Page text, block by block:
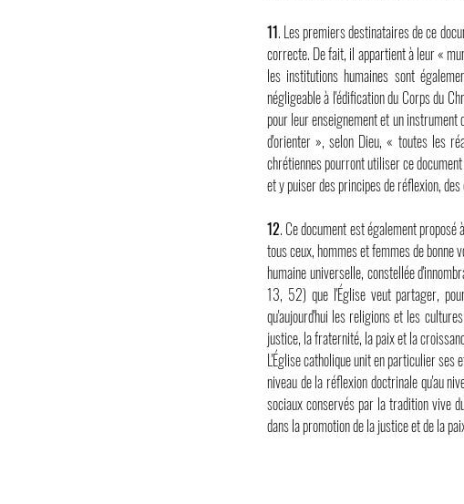
11. Les premiers destinataires de ce
correcte. De fait, il appartient à leur «
les institutions humaines sont
négligeable à l'édification du Corps du
pour leur enseignement et un
d'orienter », selon Dieu, « toutes les
chrétiennes pourront utiliser ce
et y puiser des principes de réflexion,
12. Ce document est également
tous ceux, hommes et femmes de
humaine universelle, constellée
13, 52) que l'Église veut partager,
qu'aujourd'hui les religions et les
justice, la fraternité, la paix et la
L'Église catholique unit en particulier
niveau de la réflexion doctrinale qu'au
sociaux conservés par la tradition vive
dans la promotion de la justice et de la